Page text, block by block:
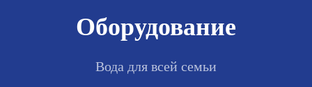
Оборудование
Вода для всей семьи